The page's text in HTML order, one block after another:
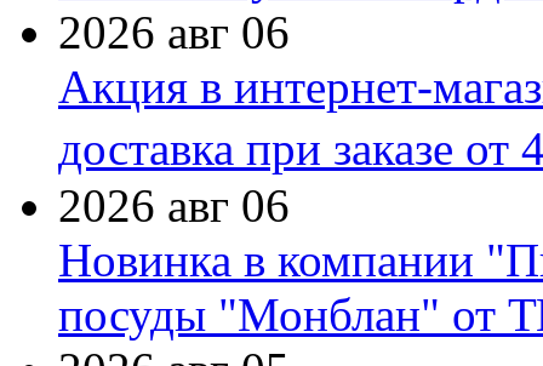
2026 авг 06
Акция в интернет-
доставка при заказе от
2026 авг 06
Новинка в компании
посуды "Монблан" от